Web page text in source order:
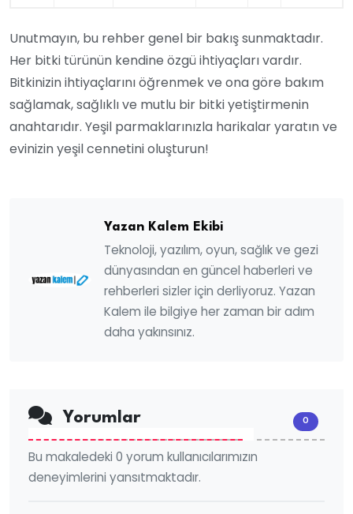
Unutmayın, bu rehber genel bir bakış sunmaktadır.
Her bitki türünün kendine özgü ihtiyaçları vardır.
Bitkinizin ihtiyaçlarını öğrenmek ve ona göre bakım
sağlamak, sağlıklı ve mutlu bir bitki yetiştirmenin
anahtarıdır. Yeşil parmaklarınızla harikalar yaratın ve
evinizin yeşil cennetini oluşturun!
Yazan Kalem Ekibi
Teknoloji, yazılım, oyun, sağlık ve gezi
dünyasından en güncel haberleri ve
rehberleri sizler için derliyoruz. Yazan
Kalem ile bilgiye her zaman bir adım
daha yakınsınız.
Yorumlar 0
Bu makaledeki 0 yorum kullanıcılarımızın
deneyimlerini yansıtmaktadır.